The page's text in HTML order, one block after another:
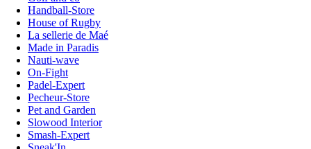
Handball-Store
House of Rugby
La sellerie de Maé
Made in Paradis
Nauti-wave
On-Fight
Padel-Expert
Pecheur-Store
Pet and Garden
Slowood Interior
Smash-Expert